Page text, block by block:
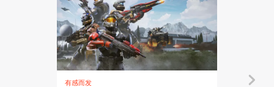
有感而发